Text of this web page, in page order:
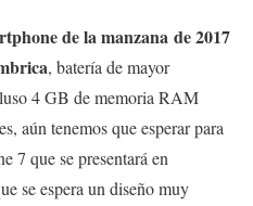
de la manzana de 2017
, batería de mayor
4 GB de memoria RAM
aún tenemos que esperar para
7 que se presentará en
se espera un diseño muy